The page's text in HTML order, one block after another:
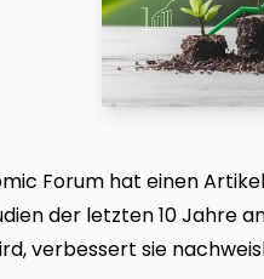
Forum hat einen
der letzten 10 Jahre
verbessert sie